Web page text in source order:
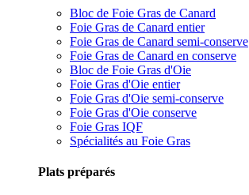
Bloc de Foie Gras de Canard
Foie Gras de Canard entier
Foie Gras de Canard semi-conserve
Foie Gras de Canard en conserve
Bloc de Foie Gras d'Oie
Foie Gras d'Oie entier
Foie Gras d'Oie semi-conserve
Foie Gras d'Oie conserve
Foie Gras IQF
Spécialités au Foie Gras
Plats préparés